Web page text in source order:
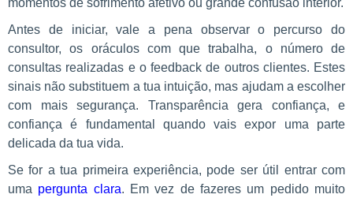
momentos de sofrimento afetivo ou grande confusão interior.
Antes de iniciar, vale a pena observar o percurso do
consultor, os oráculos com que trabalha, o número de
consultas realizadas e o feedback de outros clientes. Estes
sinais não substituem a tua intuição, mas ajudam a escolher
com mais segurança. Transparência gera confiança, e
confiança é fundamental quando vais expor uma parte
delicada da tua vida.
Se for a tua primeira experiência, pode ser útil entrar com
uma pergunta clara. Em vez de fazeres um pedido muito